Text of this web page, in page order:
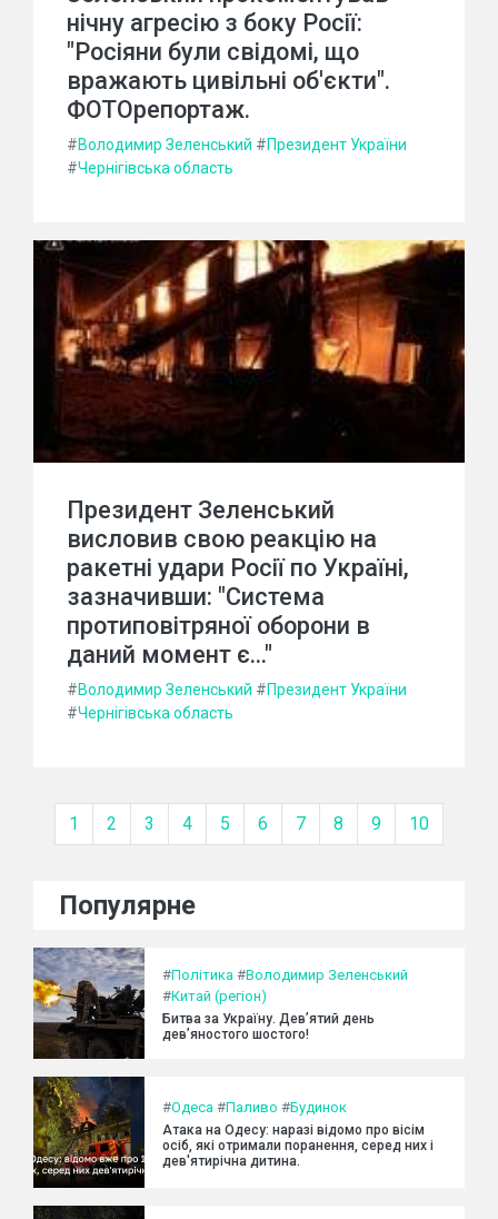
нічну агресію з боку Росії:
"Росіяни були свідомі, що
вражають цивільні об'єкти".
ФОТОрепортаж.
#Володимир Зеленський #Президент України
#Чернігівська область
Президент Зеленський
висловив свою реакцію на
ракетні удари Росії по Україні,
зазначивши: "Система
протиповітряної оборони в
даний момент є..."
#Володимир Зеленський #Президент України
#Чернігівська область
1 2 3 4 5 6 7 8 9 10
Популярне
#Політика #Володимир Зеленський
#Китай (регіон)
Битва за Україну. Дев’ятий день
дев’яностого шостого!
#Одеса #Паливо #Будинок
Атака на Одесу: наразі відомо про вісім
осіб, які отримали поранення, серед них і
дев'ятирічна дитина.